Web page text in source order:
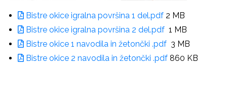
Bistre okice igralna površina 1 del.pdf 2 MB
Bistre okice igralna površina 2 del.pdf 1 MB
Bistre okice 1 navodila in žetončki .pdf 3 MB
Bistre okice 2 navodila in žetončki .pdf 860 KB